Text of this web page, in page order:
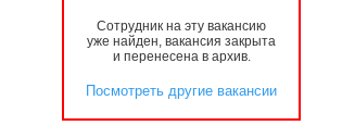
Сотрудник на эту вакансию
уже найден, вакансия закрыта
и перенесена в архив.
Посмотреть другие вакансии